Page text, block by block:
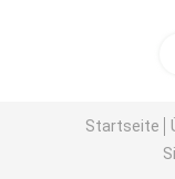
Startseite